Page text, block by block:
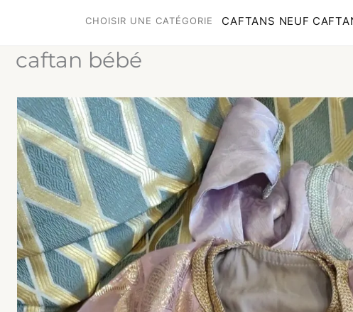
CHOISIR UNE CATÉGORIE CAFTANS NEUF
caftan bébé